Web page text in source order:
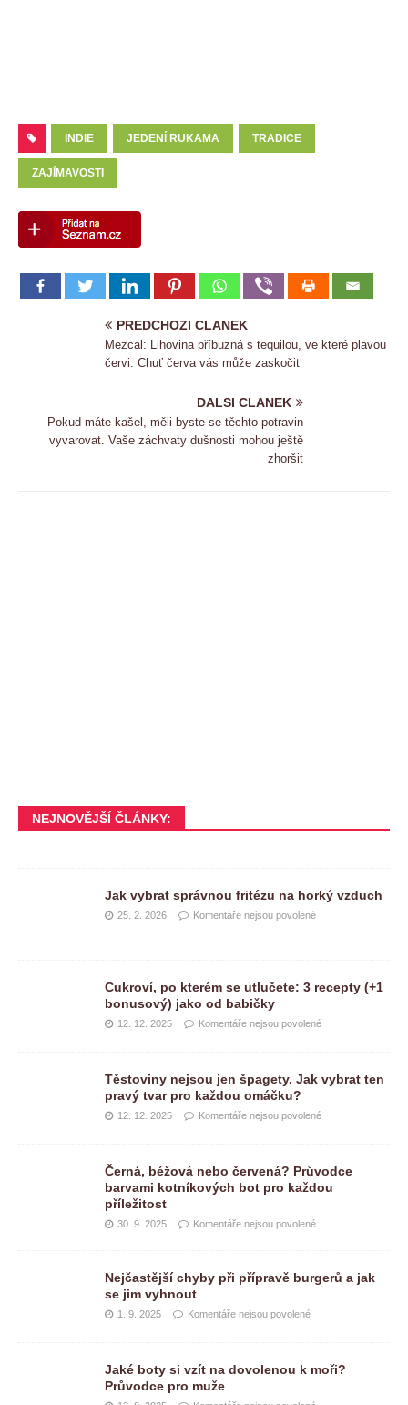
INDIE JEDENÍ RUKAMA TRADICE
ZAJÍMAVOSTI
PREDCHOZI CLANEK
Mezcal: Lihovina příbuzná s tequilou, ve které plavou
červi. Chuť červa vás může zaskočit
DALSI CLANEK
Pokud máte kašel, měli byste se těchto potravin
vyvarovat. Vaše záchvaty dušnosti mohou ještě
zhoršit
NEJNOVĚJŠÍ ČLÁNKY:
Jak vybrat správnou fritézu na horký vzduch
25. 2. 2026 Komentáře nejsou povolené
Cukroví, po kterém se utlučete: 3 recepty (+1
bonusový) jako od babičky
12. 12. 2025 Komentáře nejsou povolené
Těstoviny nejsou jen špagety. Jak vybrat ten
pravý tvar pro každou omáčku?
12. 12. 2025 Komentáře nejsou povolené
Černá, béžová nebo červená? Průvodce
barvami kotníkových bot pro každou
příležitost
30. 9. 2025 Komentáře nejsou povolené
Nejčastější chyby při přípravě burgerů a jak
se jim vyhnout
1. 9. 2025 Komentáře nejsou povolené
Jaké boty si vzít na dovolenou k moři?
Průvodce pro muže